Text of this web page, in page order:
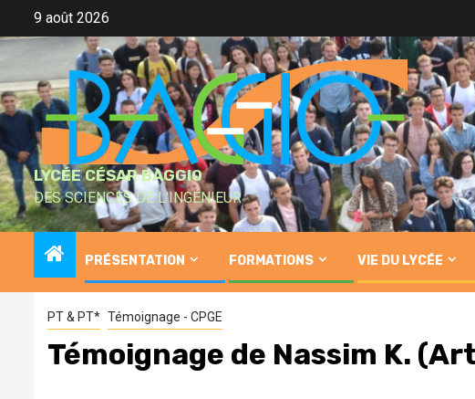
content
9 août 2026
LYCÉE CÉSAR BAGGIO
DES SCIENCES DE L'INGÉNIEUR
PRÉSENTATION FORMATIONS VIE DU LYCÉE
PT & PT* Témoignage - CPGE
Témoignage de Nassim K.